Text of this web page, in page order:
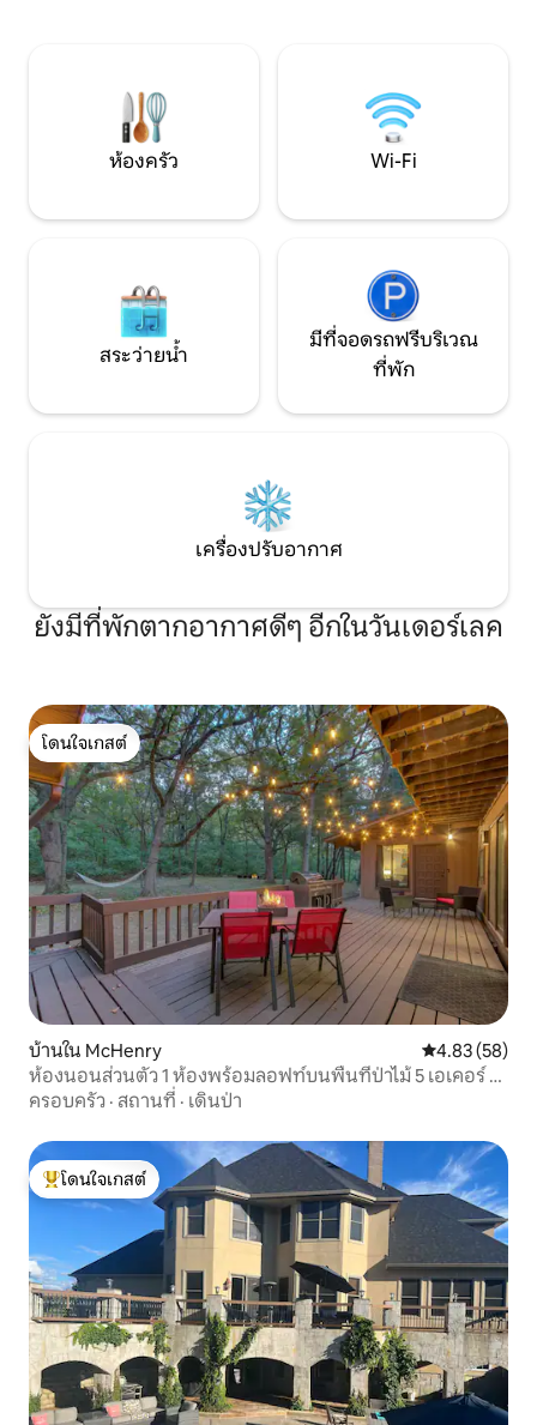
เที่ยวของเบ็ตตี้เพื่อดูข้อมูลเพิ่มเติม
ห้องครัว Wi-Fi
สระว่ายน้ำ
มีที่จอดรถฟรีบริเวณ
ที่พัก
เครื่องปรับอากาศ
ยังมีที่พักตากอากาศดีๆ อีกในวันเดอร์เลค
โดนใจเกสต์
โดนใจเกสต์
บ้านใน McHenry คะแนนเฉลี่ย
4.83 (58)
ห้องนอนส่วนตัว 1 ห้องพร้อมลอฟท์บนพื้นที่ป่าไม้ 5 เอเคอร์ +
ผนังหิน
ครอบครัว · สถานที่ · เดินป่า
โดนใจเกสต์ที่สุด
โดนใจเกสต์